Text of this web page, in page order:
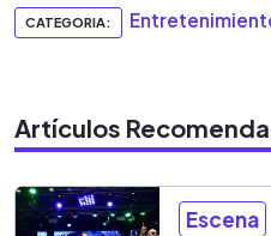
CATEGORIA:
Artículos
Escena